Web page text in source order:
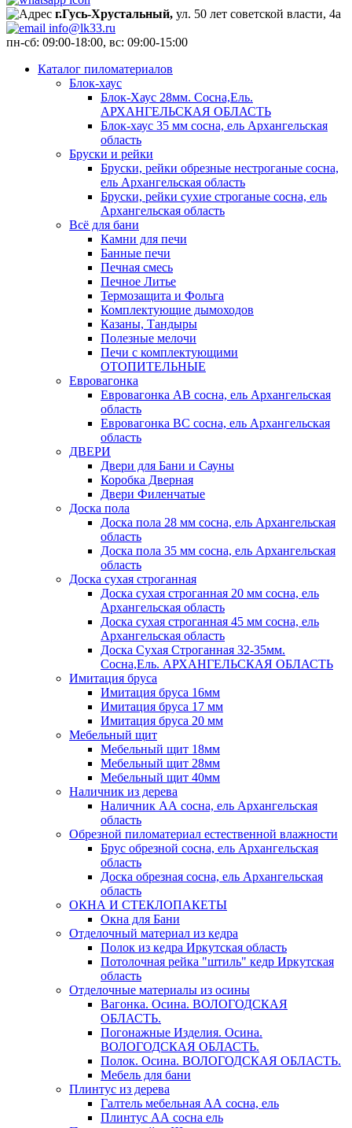
г.Гусь-Хрустальный, ул. 50 лет советской власти, 4а
info@lk33.ru
пн-сб: 09:00-18:00, вс: 09:00-15:00
Каталог пиломатериалов
Блок-хаус
Блок-Хаус 28мм. Сосна,Ель.
АРХАНГЕЛЬСКАЯ ОБЛАСТЬ
Блок-хаус 35 мм сосна, ель Архангельская
область
Бруски и рейки
Бруски, рейки обрезные нестроганые сосна,
ель Архангельская область
Бруски, рейки сухие строганые сосна, ель
Архангельская область
Всё для бани
Камни для печи
Банные печи
Печная смесь
Печное Литье
Термозащита и Фольга
Комплектующие дымоходов
Казаны, Тандыры
Полезные мелочи
Печи с комплектующими
ОТОПИТЕЛЬНЫЕ
Евровагонка
Евровагонка АВ сосна, ель Архангельская
область
Евровагонка ВС сосна, ель Архангельская
область
ДВЕРИ
Двери для Бани и Сауны
Коробка Дверная
Двери Филенчатые
Доска пола
Доска пола 28 мм сосна, ель Архангельская
область
Доска пола 35 мм сосна, ель Архангельская
область
Доска сухая строганная
Доска сухая строганная 20 мм сосна, ель
Архангельская область
Доска сухая строганная 45 мм сосна, ель
Архангельская область
Доска Сухая Строганная 32-35мм.
Сосна,Ель. АРХАНГЕЛЬСКАЯ ОБЛАСТЬ
Имитация бруса
Имитация бруса 16мм
Имитация бруса 17 мм
Имитация бруса 20 мм
Мебельный щит
Мебельный щит 18мм
Мебельный щит 28мм
Мебельный щит 40мм
Наличник из дерева
Наличник АА сосна, ель Архангельская
область
Обрезной пиломатериал естественной влажности
Брус обрезной сосна, ель Архангельская
область
Доска обрезная сосна, ель Архангельская
область
ОКНА И СТЕКЛОПАКЕТЫ
Окна для Бани
Отделочный материал из кедра
Полок из кедра Иркутская область
Потолочная рейка "штиль" кедр Иркутская
область
Отделочные материалы из осины
Вагонка. Осина. ВОЛОГОДСКАЯ
ОБЛАСТЬ.
Погонажные Изделия. Осина.
ВОЛОГОДСКАЯ ОБЛАСТЬ.
Полок. Осина. ВОЛОГОДСКАЯ ОБЛАСТЬ.
Мебель для бани
Плинтус из дерева
Галтель мебельная АА сосна, ель
Плинтус АА сосна ель